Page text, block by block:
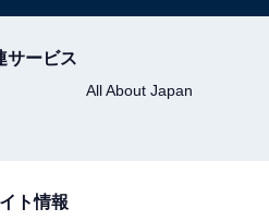
サービス
All About Japan
ト情報